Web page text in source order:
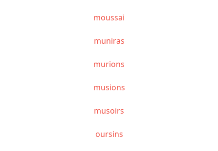
moussai
muniras
murions
musions
musoirs
oursins